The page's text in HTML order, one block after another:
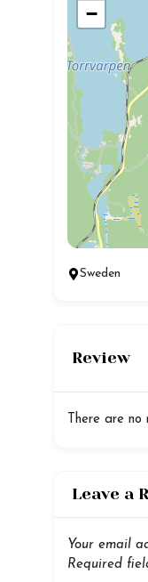
−
Sweden
Review
There are no
Leave a
Your email
Required